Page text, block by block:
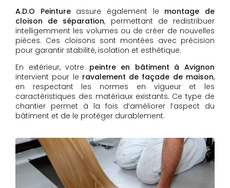
A.D.O Peintureassure également le montage de
cloison de séparation, permettant de redistribuer
intelligemment les volumes ou de créer de nouvelles
pièces. Ces cloisons sont montées avec précision
pour garantir stabilité, isolation et esthétique.
En extérieur, votre peintre en bâtiment à Avignon
intervient pour le ravalement de façade de maison,
en respectant les normes en vigueur et les
caractéristiques des matériaux existants. Ce type de
chantier permet à la fois d’améliorer l’aspect du
bâtiment et de le protéger durablement.